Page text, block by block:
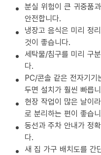
분실 위험이 큰 귀중품
안전합니다.
냉장고 음식은 미리 정
것이 좋습니다.
세탁물/침구를 미리 구
다.
PC/콘솔 같은 전자기기
두면 설치가 훨씬 빠릅
현장 작업이 많은 날이
로 분리하는 편이 좋습
동선과 주차 안내가 정
다.
새 집 가구 배치도를 간